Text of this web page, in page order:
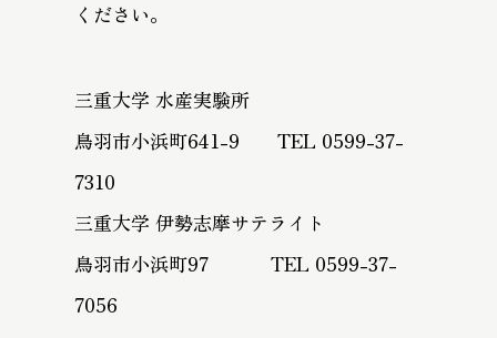
ください。
三重大学 水産実験所
鳥羽市小浜町641-9 TEL 0599-37-
7310
三重大学 伊勢志摩サテライト
鳥羽市小浜町97 TEL 0599-37-
7056